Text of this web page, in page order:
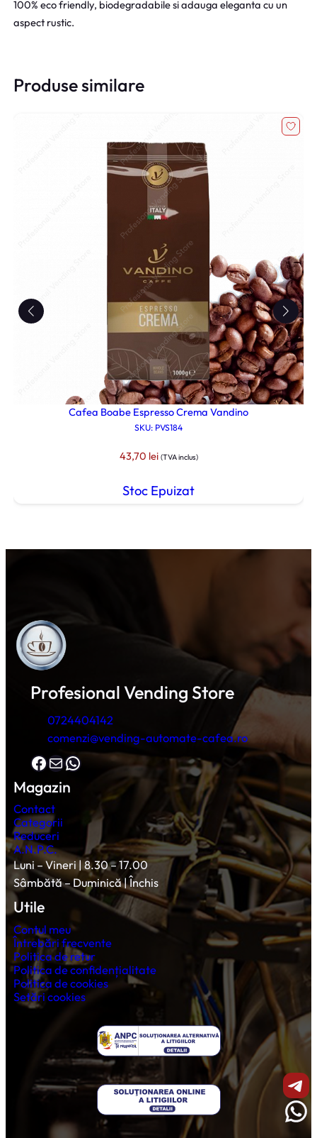
f
:
3
t
5
,
l
.
100% eco friendly, biodegradabile si adauga eleganta cu un
aspect rustic.
Produse similare
Cafea Boabe Espresso Crema Vandino
SKU: PVS184
43,70 lei (TVA inclus)
Stoc Epuizat
Profesional Vending Store
0724404142
comenzi@vending-automate-cafea.ro
Facebook Mail WhatsApp
Magazin
Contact
Categorii
Reduceri
A.N.P.C.
Luni – Vineri | 8.30 – 17.00
Sâmbătă – Duminică | Închis
Utile
Contul meu
Întrebări frecvente
Politica de retur
Politica de confidențialitate
Politica de cookies
Setări cookies